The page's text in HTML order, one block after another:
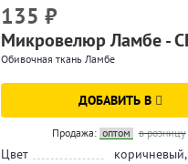
135 ₽
Микровелюр Ламбе -
Обивочная ткань Ламбе
ДОБАВИТЬ В
Продажа: оптом в розницу
Цвет